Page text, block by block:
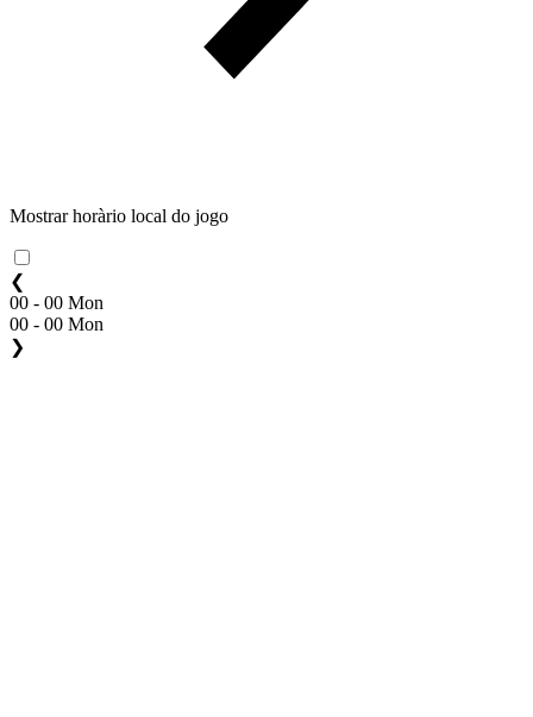
Mostrar horàrio local do jogo
❮
00 - 00 Mon
00 - 00 Mon
❯